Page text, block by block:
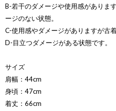
B-若干のダメージや使用感がありま
ージのない状態。
C-使用感やダメージがありますが古
D-目立つダメージがある状態です。
サイズ
肩幅：44cm
身頃：47cm
着丈：66cm